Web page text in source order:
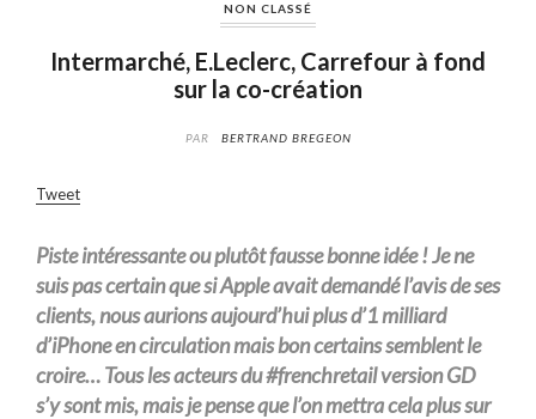
NON CLASSÉ
Intermarché, E.Leclerc, Carrefour à fond
sur la co-création
PAR BERTRAND BREGEON
Tweet
Piste intéressante ou plutôt fausse bonne idée ! Je ne
suis pas certain que si Apple avait demandé l’avis de ses
clients, nous aurions aujourd’hui plus d’1 milliard
d’iPhone en circulation mais bon certains semblent le
croire… Tous les acteurs du #frenchretail version GD
s’y sont mis, mais je pense que l’on mettra cela plus sur